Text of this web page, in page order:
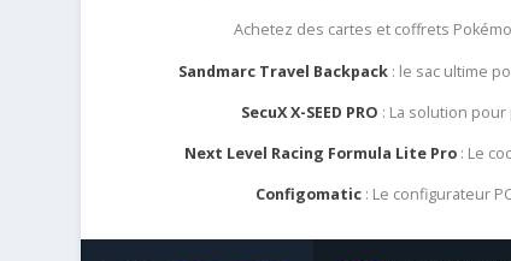
Achetez des cartes et coffrets
Sandmarc Travel Backpack: le sac ultime
SecuX X-SEED PRO : La solution
Next Level Racing Formula Lite Pro: Le
Configomatic : Le configurateur